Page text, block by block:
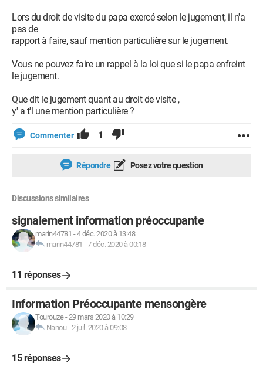
Lors du droit de visite du papa exercé selon le jugement, il n'a
pas de
rapport à faire, sauf mention particulière sur le jugement.
Vous ne pouvez faire un rappel à la loi que si le papa enfreint
le jugement.
Que dit le jugement quant au droit de visite ,
y' a t'l une mention particulière ?
Commenter 1
Répondre Posez votre question
Discussions similaires
signalement information préoccupante
marin44781 -4 déc. 2020 à 13:48
marin44781 -7 déc. 2020 à 00:18
11 réponses
Information Préoccupante mensongère
Tourouze-29 mars 2020 à 10:29
Nanou-2 juil. 2020 à 09:08
15 réponses